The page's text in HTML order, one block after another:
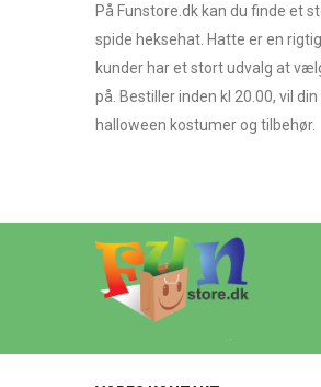
På Funstore.dk kan du finde et
spide heksehat. Hatte er en
kunder har et stort udvalg at
på. Bestiller inden kl 20.00, vil
halloween kostumer og tilbehør.